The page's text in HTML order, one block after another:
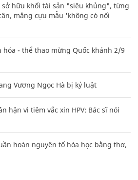
sở hữu khối tài sản "siêu khủng", từng
mắng cựu mẫu 'không có nổi
- thể thao mừng Quốc khánh 2/9
Vương Ngọc Hà bị kỷ luật
hận vì tiêm vắc xin HPV: Bác sĩ nói
hoàn nguyên tố hóa học bằng thơ,